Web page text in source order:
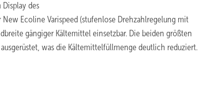
des
Ecoline Varispeed (stufenlose Drehzahlregelung mit
gängiger Kältemittel einsetzbar. Die beiden größten
was die Kältemittelfüllmenge deutlich reduziert.